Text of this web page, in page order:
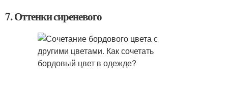
7. Оттенки сиреневого